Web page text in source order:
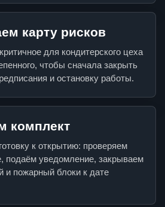
карту рисков
для кондитерского цеха
чтобы сначала закрыть
и остановку работы.
комплект
к открытию: проверяем
подаём уведомление, закрываем
и пожарный блоки к дате